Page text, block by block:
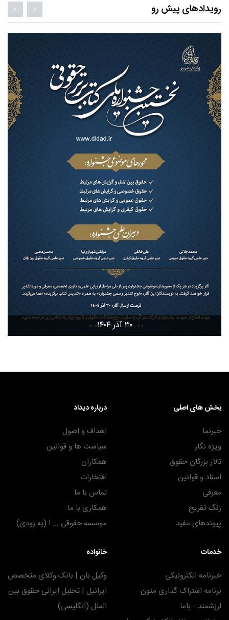
رویدادهای پیش رو
۳۰ آذر ۱۴۰۴
بخش های اصلی
خبرنما
ویژه نگار
تالار بزرگان حقوق
اسناد و قوانین
معرفی
زنگ تفریح
پیوندهای مفید
درباره دیداد
اهداف و اصول
سیاست ها و قوانین
همکاران
افتخارات
تماس با ما
همکاری با ما
موسسه حقوقی ... ! (به زودی)
خدمات
خبرنامه الکترونیکی
برنامه اشتراک گذاری متون
ارزشمند - باما
خانواده
وکیل بان | بانک وکلای متخصص
ایرانیل | تحلیل ایرانی حقوق بین
الملل (انگلیسی)